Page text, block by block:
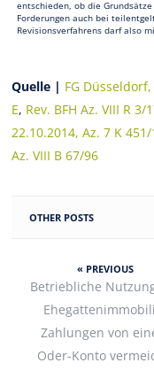
entschieden, ob die
Forderungen auch bei
Revisionsverfahrens darf also
Quelle | FG
E, Rev. BFH Az. VIII R 3/
22.10.2014, Az. 7 K 451/
Az. VIII B 67/96
OTHER POSTS
« PREVIOUS
Betriebliche
Zahlungen von
Oder-Konto